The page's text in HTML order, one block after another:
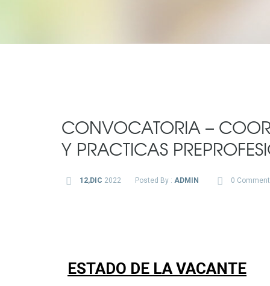
CONVOCATORIA –
Y PRACTICAS
12,DIC 2022 Posted By : ADMIN 0
ESTADO DE LA VACANTE